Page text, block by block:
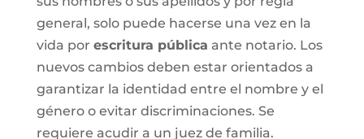
general, solo puede hacerse una vez en la
vida por escritura pública ante notario. Los
nuevos cambios deben estar orientados a
garantizar la identidad entre el nombre y el
género o evitar discriminaciones. Se
requiere acudir a un juez de familia.